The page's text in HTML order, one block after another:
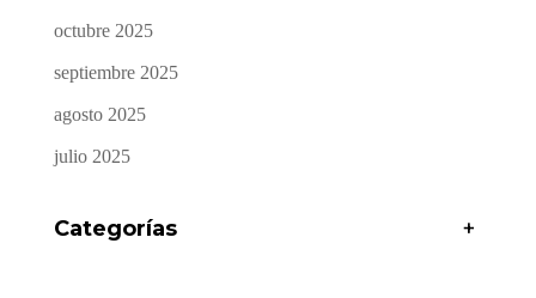
octubre 2025
septiembre 2025
agosto 2025
julio 2025
Categorías +